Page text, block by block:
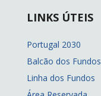
LINKS ÚTEIS
Portugal 2030
Balcão dos Fundos
Linha dos Fundos